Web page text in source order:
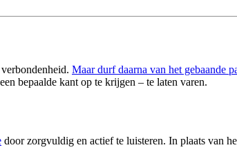
Maar durf daarna van het gebaande
bepaalde kant op te krijgen – te laten varen.
door zorgvuldig en actief te luisteren. In plaats van